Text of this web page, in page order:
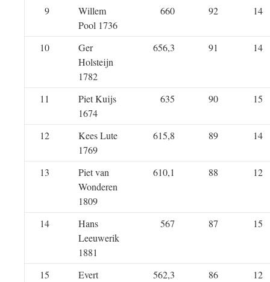
9
Willem
Pool 1736
660 92 14
10
Ger
Holsteijn
1782
656,3 91 14
11
Piet Kuijs
1674
635 90 15
12
Kees Lute
1769
615,8 89 14
13
Piet van
Wonderen
1809
610,1 88 12
14
Hans
Leeuwerik
1881
567 87 15
15
Evert
562,3 86 12